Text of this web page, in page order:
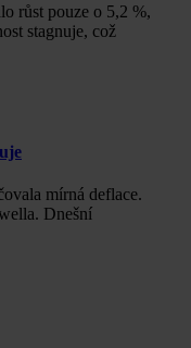
růst pouze o 5,2 %,
stagnuje, což
mírná deflace.
Dnešní